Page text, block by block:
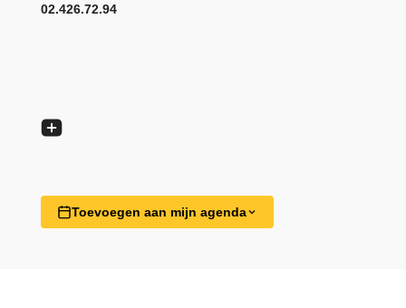
02.426.72.94
Toevoegen aan mijn agenda